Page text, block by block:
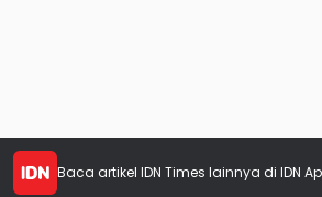
Baca artikel IDN Times lainnya di IDN